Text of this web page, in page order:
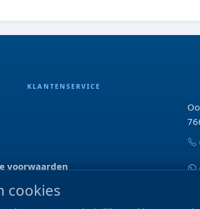
KLANTENSERVICE
voorwaarden
cookies